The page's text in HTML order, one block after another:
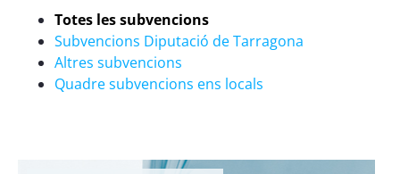
Totes les subvencions
Subvencions Diputació de Tarragona
Altres subvencions
Quadre subvencions ens locals